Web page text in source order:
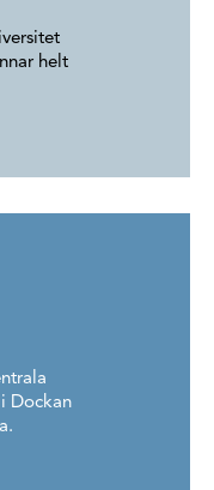
helt
Dockan